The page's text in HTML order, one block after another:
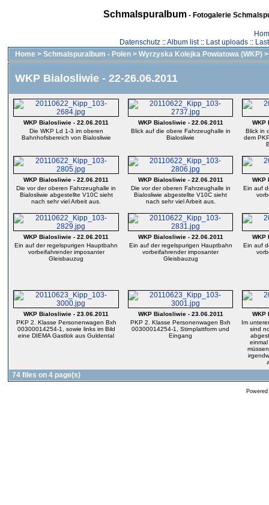
Schmalspuralbum- Fotogalerie
Datenschutz::Album list:: Last uploads::
Home > Schmalspuralbum - Polen > Wyrzyska Kolejka Powiatowa (WKP)
WKP Bialosliwie - 22-26.06.2011
WKP Bialosliwie - 22.06.2011
Die WKP Ld 1-3 im oberen
Bahnhofsbereich von Bialosliwie
WKP Bialosliwie - 22.06.2011
Blick auf die obere Fahrzeughalle in
Bialosliwie
WKP
Blick in
dem
WKP Bialosliwie - 22.06.2011
Die vor der oberen Fahrzeughalle in
Bialosliwie abgestellte V10C sieht
nach sehr viel Arbeit aus.
WKP Bialosliwie - 22.06.2011
Die vor der oberen Fahrzeughalle in
Bialosliwie abgestellte V10C sieht
nach sehr viel Arbeit aus.
WKP
Ein auf
WKP Bialosliwie - 22.06.2011
Ein auf der regelspurigen Hauptbahn
vorbeifahrender imposanter
Gleisbauzug
WKP Bialosliwie - 22.06.2011
Ein auf der regelspurigen Hauptbahn
vorbeifahrender imposanter
Gleisbauzug
WKP
Ein auf
WKP Bialosliwie - 23.06.2011
PKP 2. Klasse Personenwagen Bxh
00300014254-1, sowie links im Bild
eine DIEMA Gastlok aus Guldental
WKP Bialosliwie - 23.06.2011
PKP 2. Klasse Personenwagen Bxh
00300014254-1, Stirnplattform und
Eingang
WKP
Im
sind
74 files on 4 page(s)